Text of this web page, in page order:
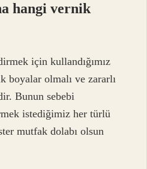
hangi vernik
için kullandığımız
boyalar olmalı ve zararlı
Bunun sebebi
istediğimiz her türlü
mutfak dolabı olsun